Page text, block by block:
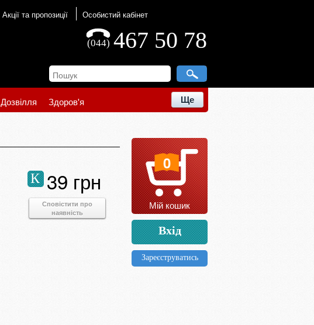
Акції та пропозиції Особистий кабінет
467 50 78
(044)
Дозвілля Здоров'я Ще
39 грн
К
Сповістити про
наявність
0
Мій кошик
Вхід
Зареєструватись